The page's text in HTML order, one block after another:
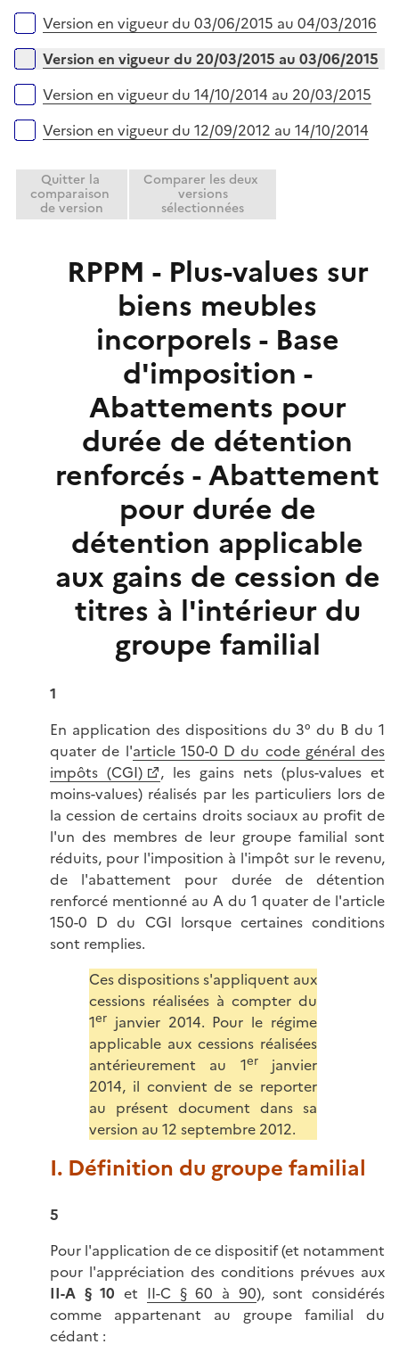
eVersion en vigueur du 03/06/2015 au 04/03/2016
Version en vigueur du 20/03/2015 au 03/06/2015
Version en vigueur du 14/10/2014 au 20/03/2015
Version en vigueur du 12/09/2012 au 14/10/2014
Quitter la
comparaison
de version
Comparer les deux
versions
sélectionnées
RPPM - Plus-values sur
biens meubles
incorporels - Base
d'imposition -
Abattements pour
durée de détention
renforcés - Abattement
pour durée de
détention applicable
aux gains de cession de
titres à l'intérieur du
groupe familial
1
En application des dispositions du 3° du B du 1
quater de l'article 150-0 D du code général des
impôts (CGI)
, les gains nets (plus-values et
moins-values) réalisés par les particuliers lors de
la cession de certains droits sociaux au profit de
l'un des membres de leur groupe familial sont
réduits, pour l'imposition à l'impôt sur le revenu,
de l'abattement pour durée de détention
renforcé mentionné au A du 1 quater de l'article
150-0 D du CGI lorsque certaines conditions
sont remplies.
Ces dispositions s'appliquent aux
cessions réalisées à compter du
1erjanvier 2014. Pour le régime
applicable aux cessions réalisées
antérieurement au 1erjanvier
2014, il convient de se reporter
au présent document dans sa
version au 12 septembre 2012.
I. Définition du groupe familial
5
Pour l'application de ce dispositif (et notamment
pour l'appréciation des conditions prévues aux
II-A § 10et II-C § 60 à 90), sont considérés
comme appartenant au groupe familial du
cédant :